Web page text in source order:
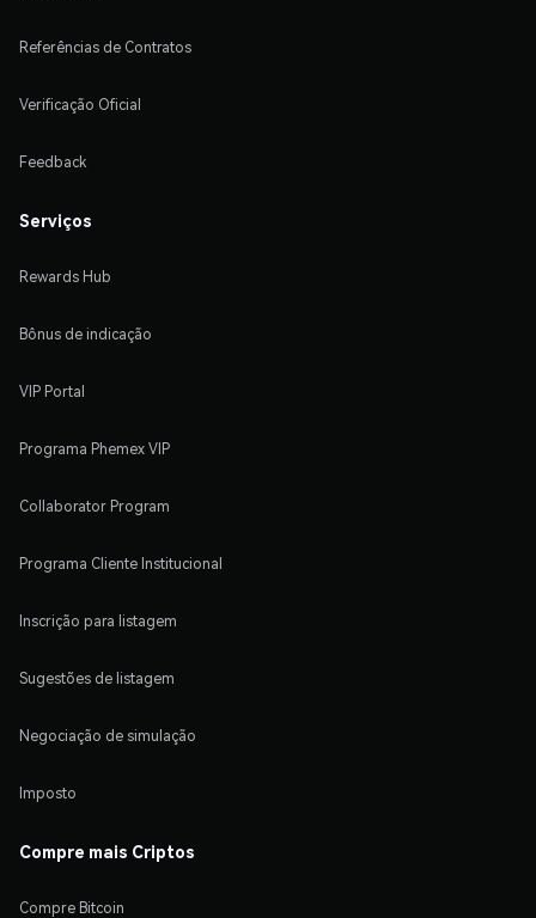
Referências de Contratos
Verificação Oficial
Feedback
Serviços
Rewards Hub
Bônus de indicação
VIP Portal
Programa Phemex VIP
Collaborator Program
Programa Cliente Institucional
Inscrição para listagem
Sugestões de listagem
Negociação de simulação
Imposto
Compre mais Criptos
Compre Bitcoin